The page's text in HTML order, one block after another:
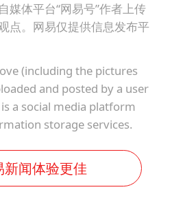
媒体平台“网易号”作者上传
点。网易仅提供信息发布平
(including the pictures
and posted by a user
a social media platform
storage services.
新闻体验更佳